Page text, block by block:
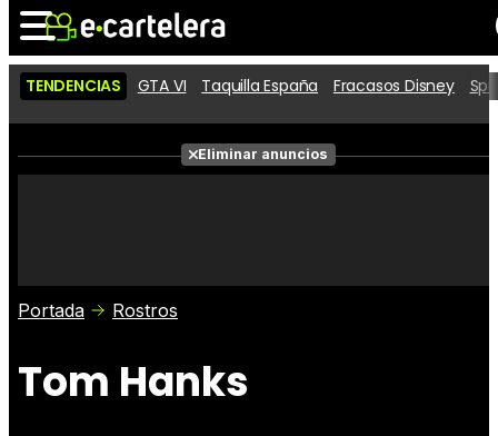
Noticias Cartelera
Películas
Críticas
TENDENCIAS GTA VI Taquilla España Fracasos Disney
Eliminar anuncios
Portada Rostros
Tom Hanks